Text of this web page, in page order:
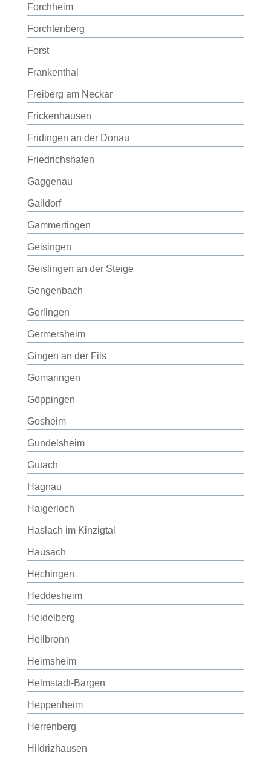
Forchheim
Forchtenberg
Forst
Frankenthal
Freiberg am Neckar
Frickenhausen
Fridingen an der Donau
Friedrichshafen
Gaggenau
Gaildorf
Gammertingen
Geisingen
Geislingen an der Steige
Gengenbach
Gerlingen
Germersheim
Gingen an der Fils
Gomaringen
Göppingen
Gosheim
Gundelsheim
Gutach
Hagnau
Haigerloch
Haslach im Kinzigtal
Hausach
Hechingen
Heddesheim
Heidelberg
Heilbronn
Heimsheim
Helmstadt-Bargen
Heppenheim
Herrenberg
Hildrizhausen